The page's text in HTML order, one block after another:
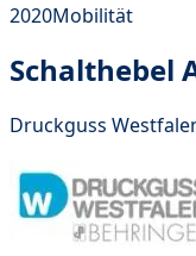
2020Mobilität
Schalthebel
Druckguss